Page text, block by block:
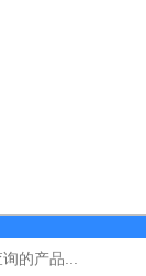
飞利浦半自